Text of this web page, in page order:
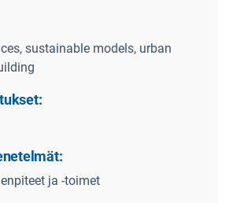
sustainable models, urban
ja -toimet